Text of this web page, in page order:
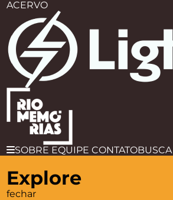
ACERVO
SOBRE EQUIPE CONTATOBUSCA
Explore
fechar